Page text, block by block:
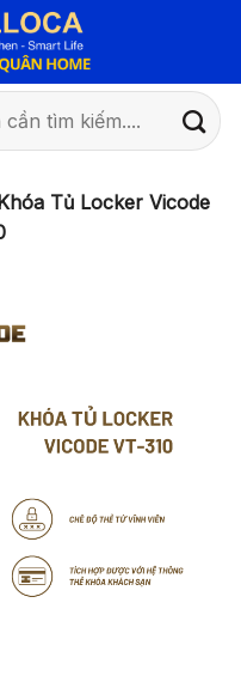
Khóa Tủ Locker Vicode